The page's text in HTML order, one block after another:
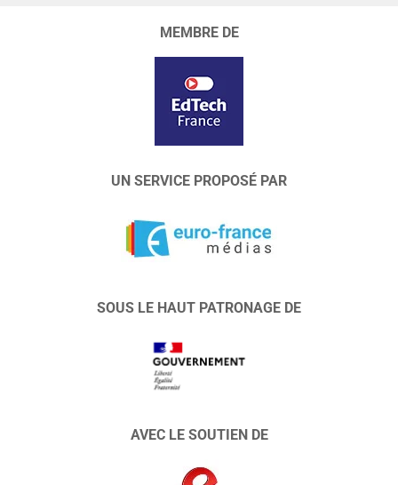
MEMBRE DE
UN SERVICE PROPOSÉ PAR
SOUS LE HAUT PATRONAGE DE
AVEC LE SOUTIEN DE